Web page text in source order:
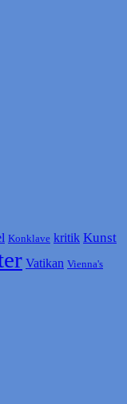
Konklave kritik Kunst
Vatikan Vienna's